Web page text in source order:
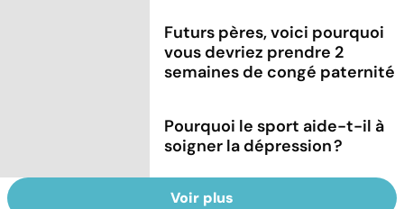
Futurs pères, voici pourquoi
vous devriez prendre 2
semaines de congé paternité
Pourquoi le sport aide-t-il à
soigner la dépression ?
Voir plus